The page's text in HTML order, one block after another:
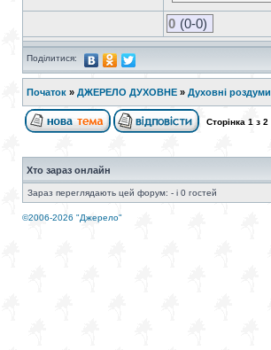
0 (0-0)
Поділитися:
Початок » ДЖЕРЕЛО ДУХОВНЕ » Духовні роздуми
Сторінка 1 з 2
Хто зараз онлайн
Зараз переглядають цей форум: - і 0 гостей
©2006-2026 "Джерело"